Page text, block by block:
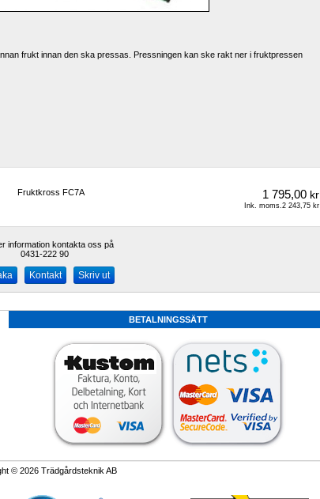
frukt innan den ska pressas. Pressningen kan ske rakt ner i fruktpressen
Fruktkross FC7A 1 795,00kr
Ink. moms.2 243,75 kr
information kontakta oss på
0431-222 90
Kontakt Skriv ut
BETALNINGSSÄTT
© 2026 Trädgårdsteknik AB